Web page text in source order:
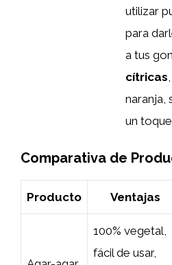
utilizar
para
a tus
cítricas
naranja,
un
Comparativa de
Producto Ventajas
100% vegetal,
fácil de usar,